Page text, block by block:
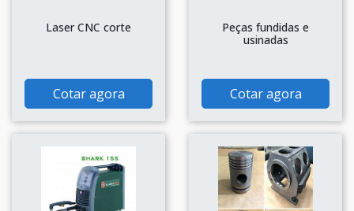
Laser CNC corte
Cotar agora
Peças fundidas e
usinadas
Cotar agora